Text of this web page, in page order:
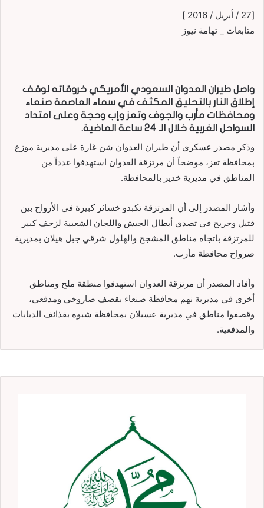
[27 / أبريل / 2016 ]
متابعات _ تهامة نيوز
واصل طيران العدوان السعودي الأمريكي خروقاته لوقف
إطلاق النار بالتحليق المكثف في سماء العاصمة صنعاء
ومحافظات مأرب والجوف وتعز وإب وحجة وعلى امتداد
السواحل الغربية خلال الـ 24 ساعة الماضية.
وذكر مصدر عسكري أن طيران العدوان شن غارة على مديرية موزع
بمحافظة تعز، موضحاً أن مرتزقة العدوان استهدفوا عدداً من
المناطق في مديرية خدير بالمحافظة.
وأشار المصدر إلى أن المرتزقة تكبدو خسائر كبيرة في الأرواح بين
قتيل وجريح في تصدي أبطال الجيش واللجان الشعبية لزحف كبير
للمرتزقة باتجاه مناطق المشجح والهلول شرقي جبل هيلان بمديرية
صرواح محافظة مأرب.
وأفاد المصدر أن مرتزقة العدوان استهدفوا منطقة ملح ومناطق
أخرى في مديرية نهم محافظة صنعاء بقصف صاروخي ومدفعي،
وقصفوا مناطق في مديرية عسيلان بمحافظة شبوه بقذائف الدبابات
والمدفعية.